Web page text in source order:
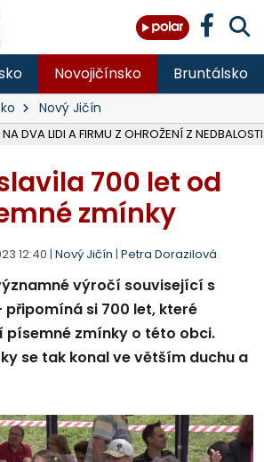
Novojičínsko Bruntálsko
Nový Jičín
DVA LIDI A FIRMU Z OHROŽENÍ Z NEDBALOSTI
700 let od
zmínky
12:40 | Nový Jičín | Petra Dorazilová
výročí související s
si 700 let, které
písemné zmínky o této obci.
se tak konal ve větším duchu a